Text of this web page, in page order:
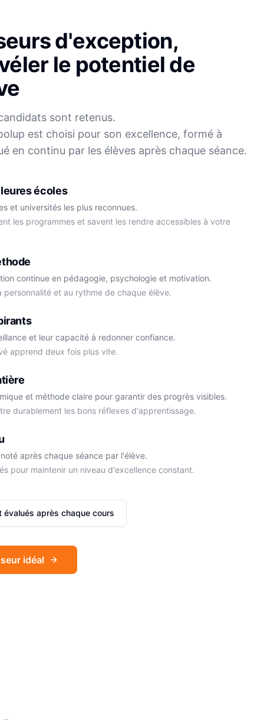
Mei Sophie
Français
d'exception,
le potentiel de
sont retenus.
est choisi pour son excellence, formé à
en continu par les élèves après chaque séance.
écoles
et universités les plus reconnues.
les programmes et savent les rendre accessibles à votre
continue en pédagogie, psychologie et motivation.
personnalité et au rythme de chaque élève.
et leur capacité à redonner confiance.
apprend deux fois plus vite.
et méthode claire pour garantir des progrès visibles.
durablement les bons réflexes d'apprentissage.
après chaque séance par l'élève.
pour maintenir un niveau d'excellence constant.
après chaque cours
idéal